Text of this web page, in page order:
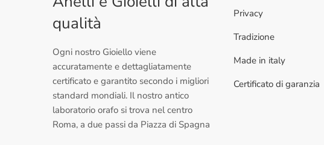
qualità
Ogni nostro Gioiello viene
accuratamente e dettagliatamente
certificato e garantito secondo i migliori
standard mondiali. Il nostro antico
laboratorio orafo si trova nel centro
Roma, a due passi da Piazza di Spagna
Privacy
Tradizione
Made in italy
Certificato di garanzia